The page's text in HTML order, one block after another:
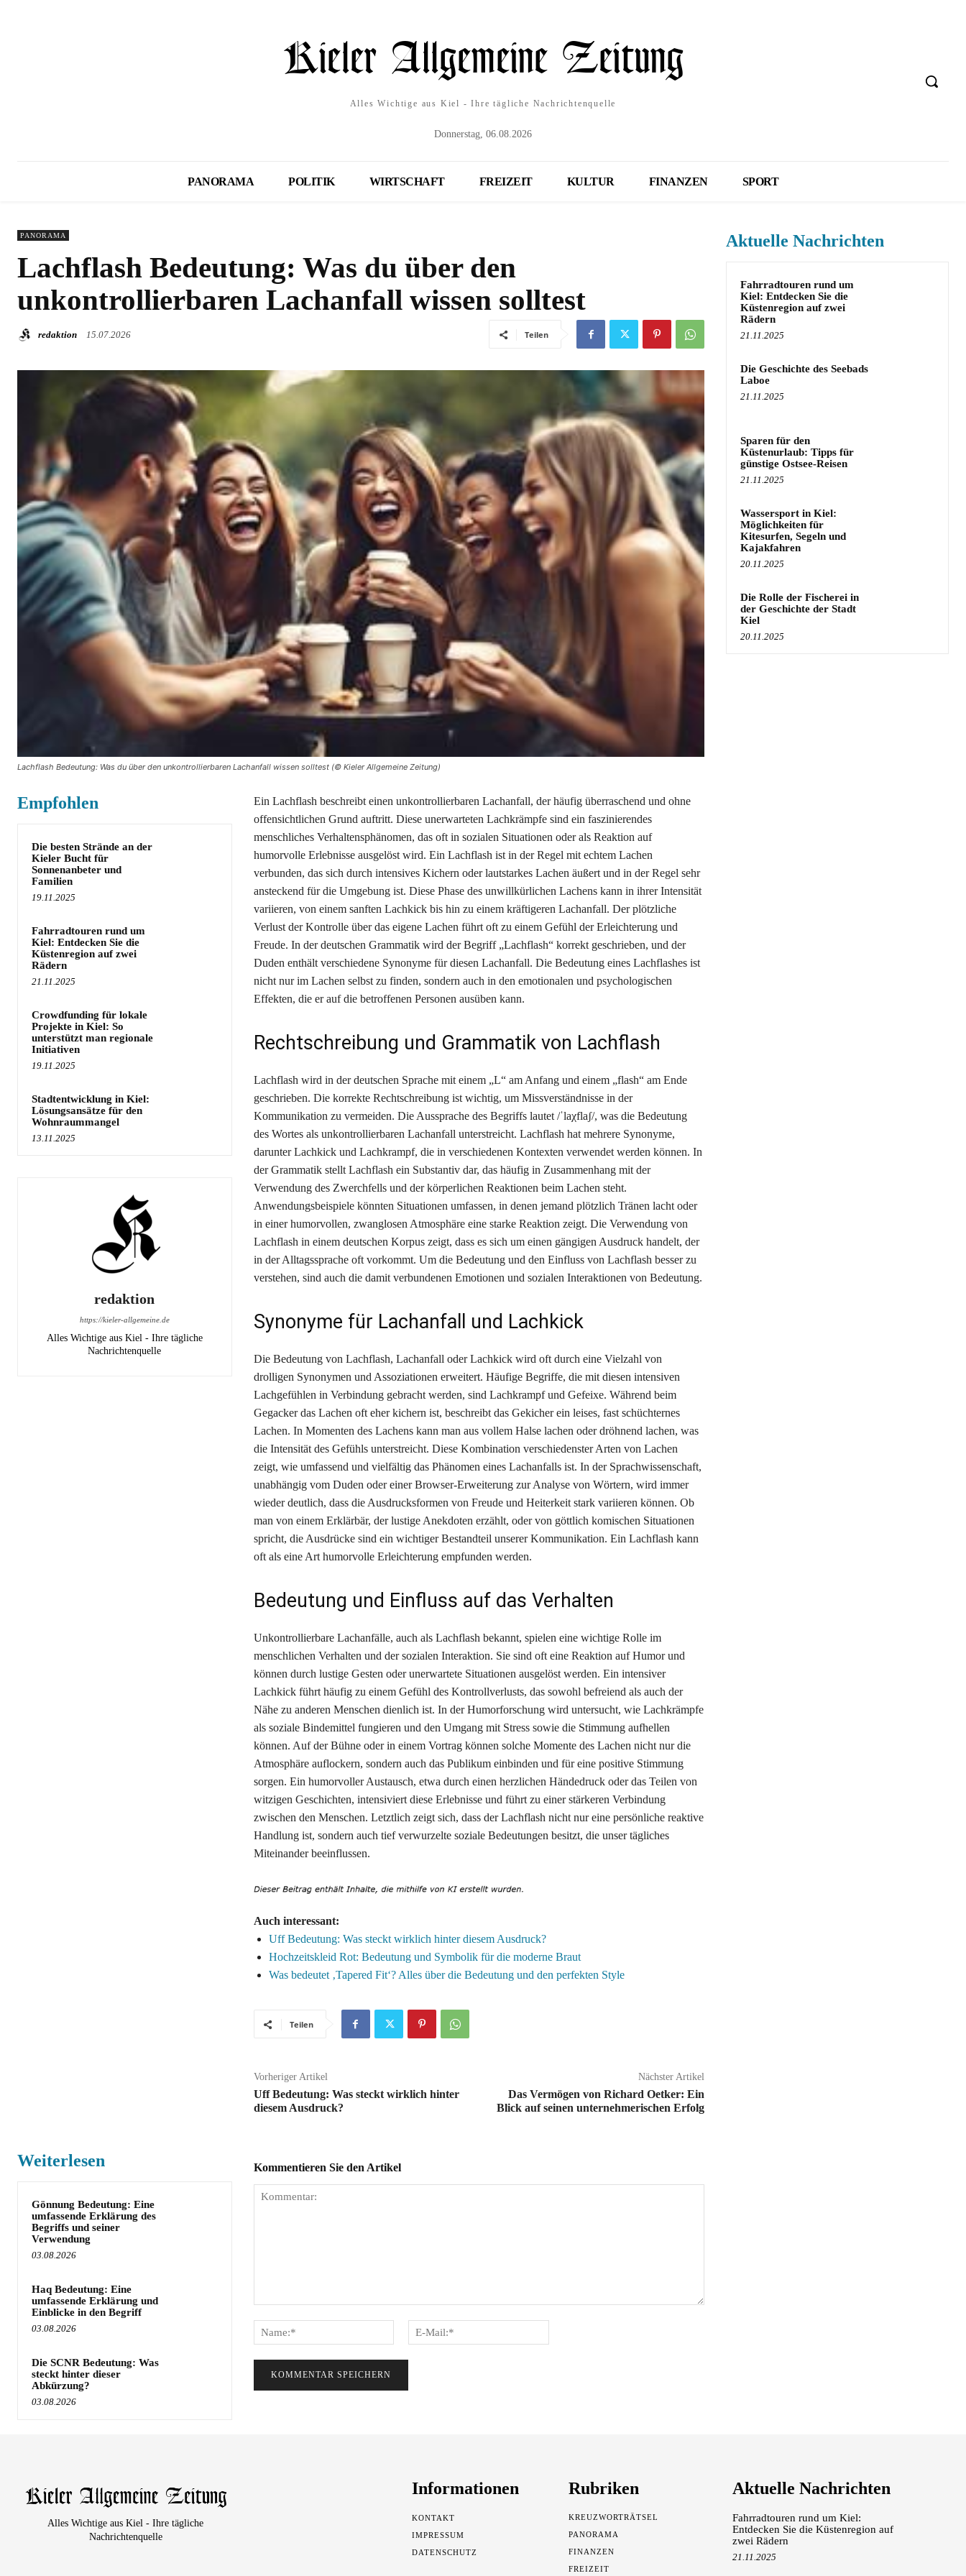
Alles Wichtige aus Kiel - Ihre tägliche Nachrichtenquelle
Donnerstag, 06.08.2026
PANORAMA POLITIK WIRTSCHAFT FREIZEIT KULTUR FINANZEN SPORT
PANORAMA
Lachflash Bedeutung: Was du über den
unkontrollierbaren Lachanfall wissen solltest
redaktion 15.07.2026 Teilen
Lachflash Bedeutung: Was du über den unkontrollierbaren Lachanfall wissen solltest (© Kieler Allgemeine Zeitung)
Empfohlen
Die besten Strände an der
Kieler Bucht für
Sonnenanbeter und
Familien
19.11.2025
Fahrradtouren rund um
Kiel: Entdecken Sie die
Küstenregion auf zwei
Rädern
21.11.2025
Crowdfunding für lokale
Projekte in Kiel: So
unterstützt man regionale
Initiativen
19.11.2025
Stadtentwicklung in Kiel:
Lösungsansätze für den
Wohnraummangel
13.11.2025
redaktion
https://kieler-allgemeine.de
Alles Wichtige aus Kiel - Ihre tägliche
Nachrichtenquelle
Ein Lachflash beschreibt einen unkontrollierbaren Lachanfall, der häufig überraschend und ohne
offensichtlichen Grund auftritt. Diese unerwarteten Lachkrämpfe sind ein faszinierendes
menschliches Verhaltensphänomen, das oft in sozialen Situationen oder als Reaktion auf
humorvolle Erlebnisse ausgelöst wird. Ein Lachflash ist in der Regel mit echtem Lachen
verbunden, das sich durch intensives Kichern oder lautstarkes Lachen äußert und in der Regel sehr
ansteckend für die Umgebung ist. Diese Phase des unwillkürlichen Lachens kann in ihrer Intensität
variieren, von einem sanften Lachkick bis hin zu einem kräftigeren Lachanfall. Der plötzliche
Verlust der Kontrolle über das eigene Lachen führt oft zu einem Gefühl der Erleichterung und
Freude. In der deutschen Grammatik wird der Begriff „Lachflash“ korrekt geschrieben, und der
Duden enthält verschiedene Synonyme für diesen Lachanfall. Die Bedeutung eines Lachflashes ist
nicht nur im Lachen selbst zu finden, sondern auch in den emotionalen und psychologischen
Effekten, die er auf die betroffenen Personen ausüben kann.
Rechtschreibung und Grammatik von Lachflash
Lachflash wird in der deutschen Sprache mit einem „L“ am Anfang und einem „flash“ am Ende
geschrieben. Die korrekte Rechtschreibung ist wichtig, um Missverständnisse in der
Kommunikation zu vermeiden. Die Aussprache des Begriffs lautet /ˈlaχflaʃ/, was die Bedeutung
des Wortes als unkontrollierbaren Lachanfall unterstreicht. Lachflash hat mehrere Synonyme,
darunter Lachkick und Lachkrampf, die in verschiedenen Kontexten verwendet werden können. In
der Grammatik stellt Lachflash ein Substantiv dar, das häufig in Zusammenhang mit der
Verwendung des Zwerchfells und der körperlichen Reaktionen beim Lachen steht.
Anwendungsbeispiele könnten Situationen umfassen, in denen jemand plötzlich Tränen lacht oder
in einer humorvollen, zwanglosen Atmosphäre eine starke Reaktion zeigt. Die Verwendung von
Lachflash in einem deutschen Korpus zeigt, dass es sich um einen gängigen Ausdruck handelt, der
in der Alltagssprache oft vorkommt. Um die Bedeutung und den Einfluss von Lachflash besser zu
verstehen, sind auch die damit verbundenen Emotionen und sozialen Interaktionen von Bedeutung.
Synonyme für Lachanfall und Lachkick
Die Bedeutung von Lachflash, Lachanfall oder Lachkick wird oft durch eine Vielzahl von
drolligen Synonymen und Assoziationen erweitert. Häufige Begriffe, die mit diesen intensiven
Lachgefühlen in Verbindung gebracht werden, sind Lachkrampf und Gefeixe. Während beim
Gegacker das Lachen oft eher kichern ist, beschreibt das Gekicher ein leises, fast schüchternes
Lachen. In Momenten des Lachens kann man aus vollem Halse lachen oder dröhnend lachen, was
die Intensität des Gefühls unterstreicht. Diese Kombination verschiedenster Arten von Lachen
zeigt, wie umfassend und vielfältig das Phänomen eines Lachanfalls ist. In der Sprachwissenschaft,
unabhängig vom Duden oder einer Browser-Erweiterung zur Analyse von Wörtern, wird immer
wieder deutlich, dass die Ausdrucksformen von Freude und Heiterkeit stark variieren können. Ob
man von einem Erklärbär, der lustige Anekdoten erzählt, oder von göttlich komischen Situationen
spricht, die Ausdrücke sind ein wichtiger Bestandteil unserer Kommunikation. Ein Lachflash kann
oft als eine Art humorvolle Erleichterung empfunden werden.
Bedeutung und Einfluss auf das Verhalten
Unkontrollierbare Lachanfälle, auch als Lachflash bekannt, spielen eine wichtige Rolle im
menschlichen Verhalten und der sozialen Interaktion. Sie sind oft eine Reaktion auf Humor und
können durch lustige Gesten oder unerwartete Situationen ausgelöst werden. Ein intensiver
Lachkick führt häufig zu einem Gefühl des Kontrollverlusts, das sowohl befreiend als auch der
Nähe zu anderen Menschen dienlich ist. In der Humorforschung wird untersucht, wie Lachkrämpfe
als soziale Bindemittel fungieren und den Umgang mit Stress sowie die Stimmung aufhellen
können. Auf der Bühne oder in einem Vortrag können solche Momente des Lachen nicht nur die
Atmosphäre auflockern, sondern auch das Publikum einbinden und für eine positive Stimmung
sorgen. Ein humorvoller Austausch, etwa durch einen herzlichen Händedruck oder das Teilen von
witzigen Geschichten, intensiviert diese Erlebnisse und führt zu einer stärkeren Verbindung
zwischen den Menschen. Letztlich zeigt sich, dass der Lachflash nicht nur eine persönliche reaktive
Handlung ist, sondern auch tief verwurzelte soziale Bedeutungen besitzt, die unser tägliches
Miteinander beeinflussen.
Auch interessant:
Uff Bedeutung: Was steckt wirklich hinter diesem Ausdruck?
Hochzeitskleid Rot: Bedeutung und Symbolik für die moderne Braut
Was bedeutet ‚Tapered Fit‘? Alles über die Bedeutung und den perfekten Style
Teilen
Vorheriger Artikel
Uff Bedeutung: Was steckt wirklich hinter
diesem Ausdruck?
Nächster Artikel
Das Vermögen von Richard Oetker: Ein
Blick auf seinen unternehmerischen Erfolg
Weiterlesen
Gönnung Bedeutung: Eine
umfassende Erklärung des
Begriffs und seiner
Verwendung
03.08.2026
Haq Bedeutung: Eine
umfassende Erklärung und
Einblicke in den Begriff
03.08.2026
Die SCNR Bedeutung: Was
steckt hinter dieser
Abkürzung?
03.08.2026
Kommentieren Sie den Artikel
Name:*
Mail:*
Aktuelle Nachrichten
Fahrradtouren rund um
Kiel: Entdecken Sie die
Küstenregion auf zwei
Rädern
21.11.2025
Die Geschichte des Seebads
Laboe
21.11.2025
Sparen für den
Küstenurlaub: Tipps für
günstige Ostsee-Reisen
21.11.2025
Wassersport in Kiel:
Möglichkeiten für
Kitesurfen, Segeln und
Kajakfahren
20.11.2025
Die Rolle der Fischerei in
der Geschichte der Stadt
Kiel
20.11.2025
Alles Wichtige aus Kiel - Ihre tägliche
Nachrichtenquelle
Informationen
KONTAKT
IMPRESSUM
DATENSCHUTZ
Rubriken
KREUZWORTRÄTSEL
PANORAMA
FINANZEN
FREIZEIT
Aktuelle Nachrichten
Fahrradtouren rund um Kiel:
Entdecken Sie die Küstenregion auf
zwei Rädern
21.11.2025